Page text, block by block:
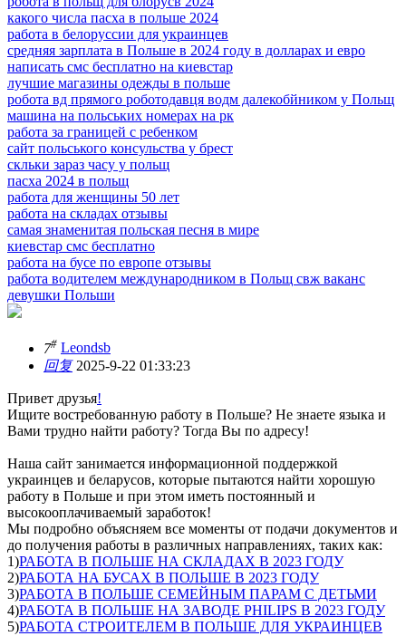
какого числа пасха в польше 2024
работа в белоруссии для украинцев
средняя зарплата в Польше в 2024 году в долларах и евро
написать смс бесплатно на киевстар
лучшие магазины одежды в польше
робота вд прямого роботодавця водм далекобйником у Польщ
машина на польських номерах на рк
работа за границей с ребенком
сайт польського консульства у брест
скльки зараз часу у польщ
пасха 2024 в польщ
работа для женщины 50 лет
работа на складах отзывы
самая знаменитая польская песня в мире
киевстар смс бесплатно
работа на бусе по европе отзывы
работа водителем международником в Польщ свж ваканс
девушки Польши
7# Leondsb
回复2025-9-22 01:33:23
Привет друзья!
Ищите востребованную работу в Польше? Не знаете языка и
Вами трудно найти работу? Тогда Вы по адресу!
Наша сайт занимается информационной поддержкой
украинцев и беларусов, которые пытаются найти хорошую
работу в Польше и при этом иметь постоянный и
высокооплачиваемый заработок!
Мы подробно объясняем все моменты от подачи документов и
до получения работы в различных направлениях, таких как:
1)РАБОТА В ПОЛЬШЕ НА СКЛАДАХ В 2023 ГОДУ
2)РАБОТА НА БУСАХ В ПОЛЬШЕ В 2023 ГОДУ
3)РАБОТА В ПОЛЬШЕ СЕМЕЙНЫМ ПАРАМ С ДЕТЬМИ
4)РАБОТА В ПОЛЬШЕ НА ЗАВОДЕ PHILIPS В 2023 ГОДУ
5)РАБОТА СТРОИТЕЛЕМ В ПОЛЬШЕ ДЛЯ УКРАИНЦЕВ